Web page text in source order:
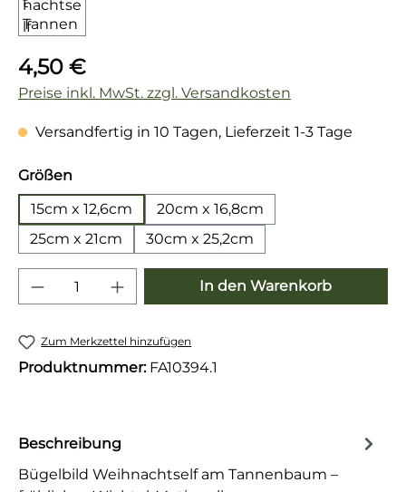
Regulärer Preis:
4,50 €
Preise inkl. MwSt. zzgl. Versandkosten
Versandfertig in 10 Tagen, Lieferzeit 1-3 Tage
Größen
15cm x 12,6cm
20cm x 16,8cm
25cm x 21cm
30cm x 25,2cm
Produkt Anzahl: Gib den
In den Warenkorb
Zum Merkzettel hinzufügen
Produktnummer: FA10394.1
Beschreibung
Bügelbild Weihnachtself am Tannenbaum –